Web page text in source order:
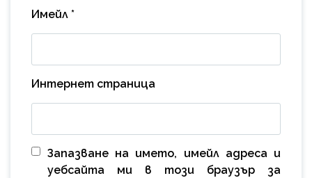
Имейл *
Интернет страница
Запазване на името, имейл адреса и
уебсайта ми в този браузър за